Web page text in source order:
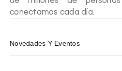
conectamos cada día.
Novedades Y Eventos